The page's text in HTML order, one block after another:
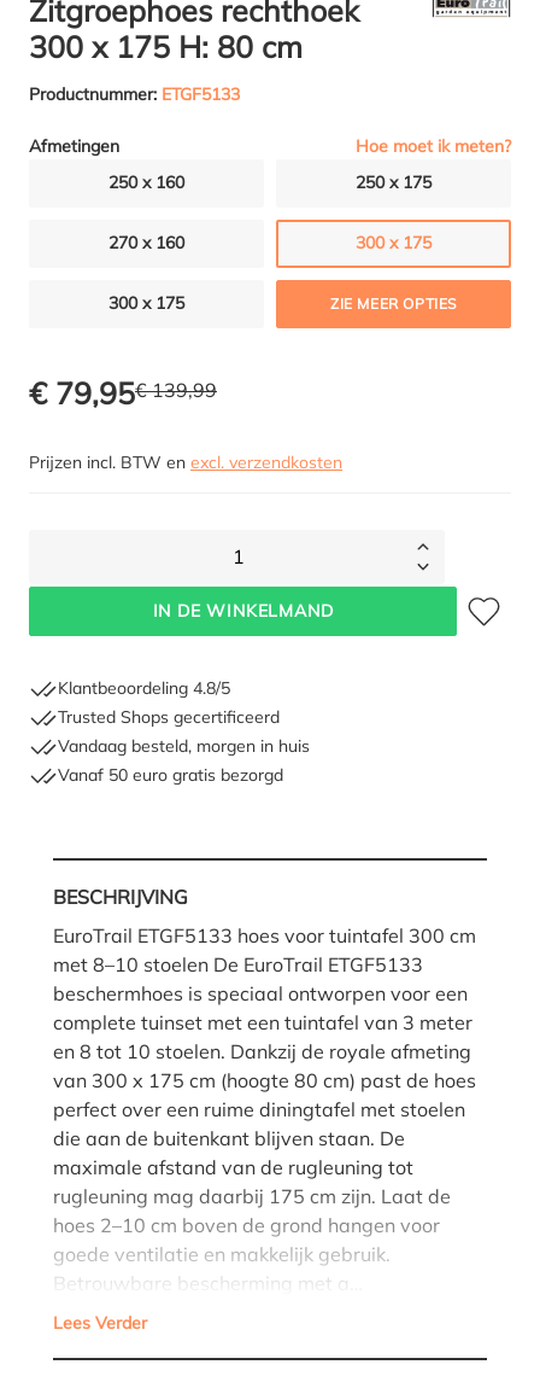
Zitgroephoes rechthoek
300 x 175 H: 80 cm
Productnummer: ETGF5133
Afmetingen
Hoe moet ik meten?
250 x 160
250 x 175
270 x 160 300 x 175
300 x 175 ZIE MEER OPTIES
€ 79,95€ 139,99
Prijzen incl. BTW en excl. verzendkosten
1
IN DE WINKELMAND
Klantbeoordeling 4.8/5
Trusted Shops gecertificeerd
Vandaag besteld, morgen in huis
Vanaf 50 euro gratis bezorgd
BESCHRIJVING
EuroTrail ETGF5133 hoes voor tuintafel 300 cm
met 8–10 stoelen De EuroTrail ETGF5133
beschermhoes is speciaal ontworpen voor een
complete tuinset met een tuintafel van 3 meter
en 8 tot 10 stoelen. Dankzij de royale afmeting
van 300 x 175 cm (hoogte 80 cm) past de hoes
perfect over een ruime diningtafel met stoelen
die aan de buitenkant blijven staan. De
maximale afstand van de rugleuning tot
rugleuning mag daarbij 175 cm zijn. Laat de
hoes 2–10 cm boven de grond hangen voor
goede ventilatie en makkelijk gebruik.
Betrouwbare bescherming met a…
Lees Verder